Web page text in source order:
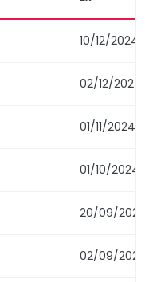
10/12/2024
02/12/2024
01/11/2024
01/10/2024
20/09/2024
02/09/2024